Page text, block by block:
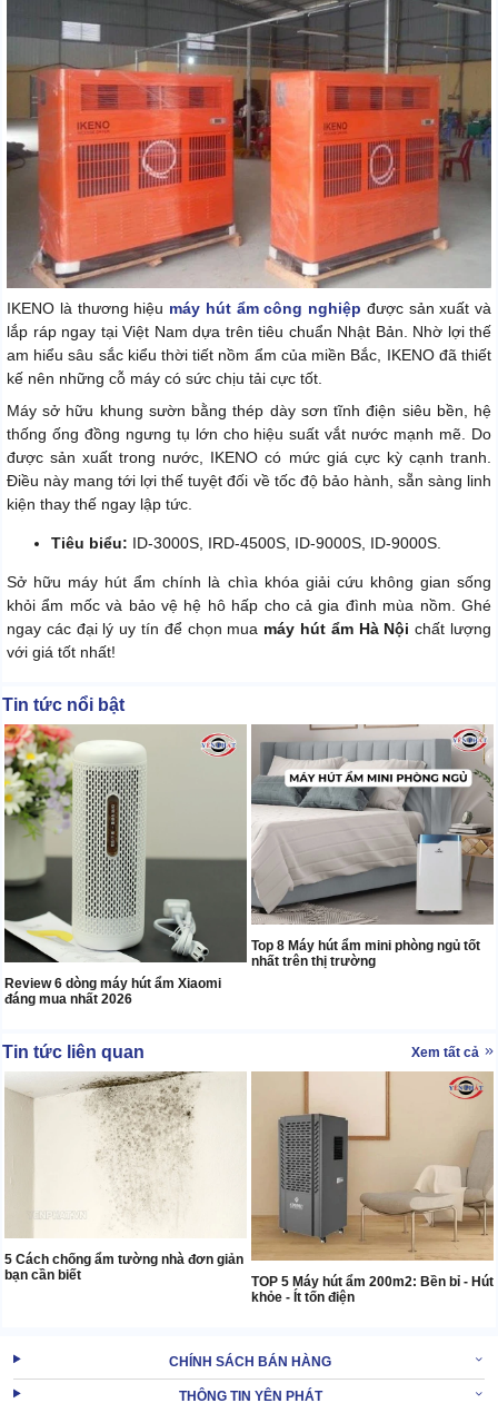
IKENO là thương hiệu máy hút ẩm công nghiệp được sản xuất và
lắp ráp ngay tại Việt Nam dựa trên tiêu chuẩn Nhật Bản. Nhờ lợi thế
am hiểu sâu sắc kiểu thời tiết nồm ẩm của miền Bắc, IKENO đã thiết
kế nên những cỗ máy có sức chịu tải cực tốt.
Máy sở hữu khung sườn bằng thép dày sơn tĩnh điện siêu bền, hệ
thống ống đồng ngưng tụ lớn cho hiệu suất vắt nước mạnh mẽ. Do
được sản xuất trong nước, IKENO có mức giá cực kỳ cạnh tranh.
Điều này mang tới lợi thế tuyệt đối về tốc độ bảo hành, sẵn sàng linh
kiện thay thế ngay lập tức.
Tiêu biểu: ID-3000S, IRD-4500S, ID-9000S, ID-9000S.
Sở hữu máy hút ẩm chính là chìa khóa giải cứu không gian sống
khỏi ẩm mốc và bảo vệ hệ hô hấp cho cả gia đình mùa nồm. Ghé
ngay các đại lý uy tín để chọn mua máy hút ẩm Hà Nộichất lượng
với giá tốt nhất!
Tin tức nổi bật
Review 6 dòng máy hút ẩm Xiaomi
đáng mua nhất 2026
Top 8 Máy hút ẩm mini phòng ngủ tốt
nhất trên thị trường
Tin tức liên quan Xem tất cả
5 Cách chống ẩm tường nhà đơn giản
bạn cần biết
TOP 5 Máy hút ẩm 200m2: Bền bỉ - Hút
khỏe - Ít tốn điện
CHÍNH SÁCH BÁN HÀNG
THÔNG TIN YÊN PHÁT